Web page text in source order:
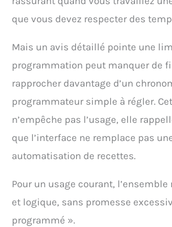
que vous devez respecter des
Mais un avis détaillé pointe une
programmation peut manquer de
rapprocher davantage d’un
programmateur simple à régler.
n’empêche pas l’usage, elle
que l’interface ne remplace pas
automatisation de recettes.
Pour un usage courant,
et logique, sans promesse
programmé ».